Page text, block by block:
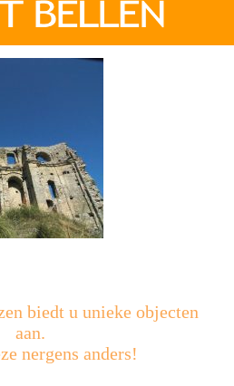
biedt u unieke objecten
aan.
nergens anders!